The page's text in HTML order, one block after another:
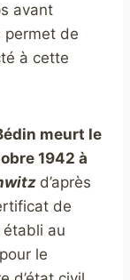
avant
permet de
à cette
meurt le
1942 à
d’après
de
établi au
le